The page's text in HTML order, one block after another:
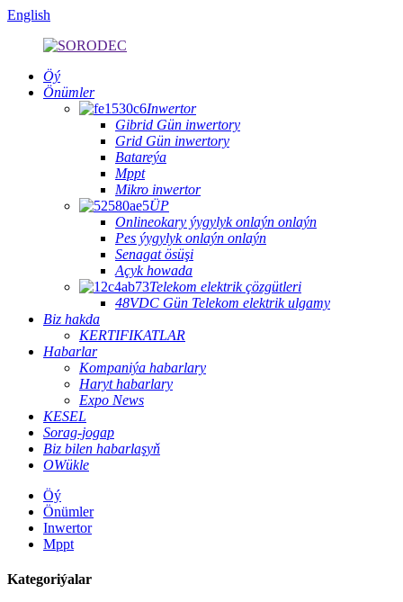
English
Öý
Önümler
Inwertor
Gibrid Gün inwertory
Grid Gün inwertory
Batareýa
Mppt
Mikro inwertor
ÜP
Onlineokary ýygylyk onlaýn onlaýn
Pes ýygylyk onlaýn onlaýn
Senagat ösüşi
Açyk howada
Telekom elektrik çözgütleri
48VDC Gün Telekom elektrik ulgamy
Biz hakda
KERTIFIKATLAR
Habarlar
Kompaniýa habarlary
Haryt habarlary
Expo News
KESEL
Sorag-jogap
Biz bilen habarlaşyň
OWükle
Öý
Önümler
Inwertor
Mppt
Kategoriýalar